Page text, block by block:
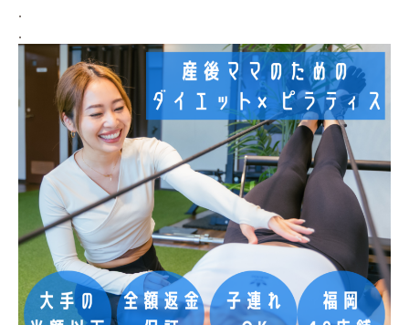
.
.